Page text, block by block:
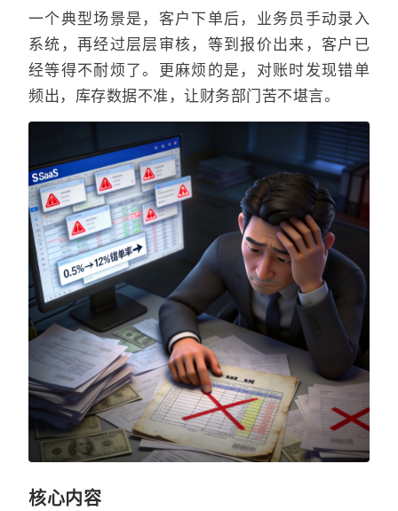
一个典型场景是，客户下单后，业务员手动录入
系统，再经过层层审核，等到报价出来，客户已
经等得不耐烦了。更麻烦的是，对账时发现错单
频出，库存数据不准，让财务部门苦不堪言。
核心内容